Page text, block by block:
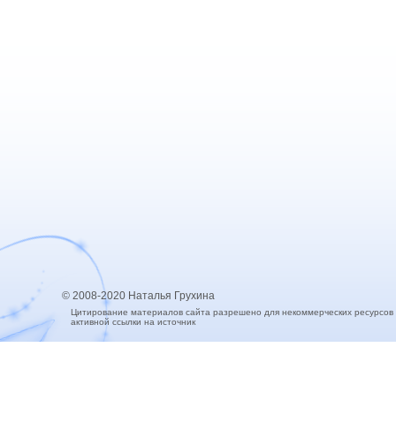
© 2008-2020 Наталья Грухина
Цитирование материалов сайта разрешено для некоммерческих
активной ссылки на источник